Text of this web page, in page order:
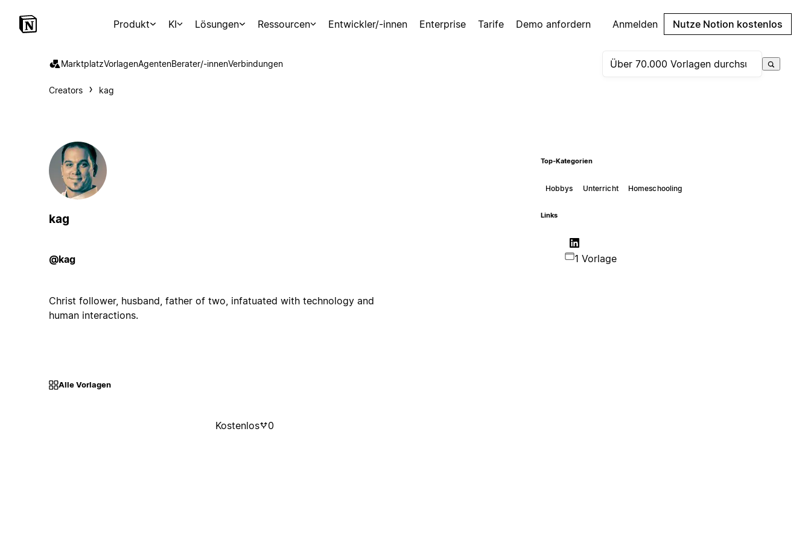
Produkt KI Lösungen Ressourcen Entwickler/-innen Enterprise Tarife Demo anfordern Anmelden Nutze Notion kostenlos
MarktplatzVorlagenAgentenBerater/-innenVerbindungen
Creators kag
kag
@kag
Christ follower, husband, father of two, infatuated with technology and
human interactions.
Top-Kategorien
Hobbys Unterricht Homeschooling
Links
1 Vorlage
Alle Vorlagen
Kostenlos 0